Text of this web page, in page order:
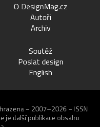
O DesignMag.cz
Autoři
Archiv
Soutěž
Poslat design
English
– 2007–2026 – ISSN
je další publikace obsahu